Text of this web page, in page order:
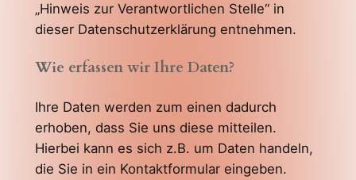
„Hinweis zur Verantwortlichen Stelle“ in
dieser Datenschutzerklärung entnehmen.
Wie erfassen wir Ihre Daten?
Ihre Daten werden zum einen dadurch
erhoben, dass Sie uns diese mitteilen.
Hierbei kann es sich z.B. um Daten handeln,
die Sie in ein Kontaktformular eingeben.